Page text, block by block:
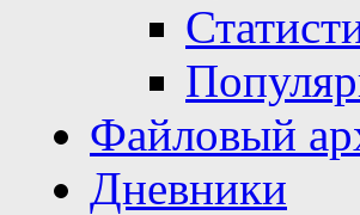
Файловый
Дневники